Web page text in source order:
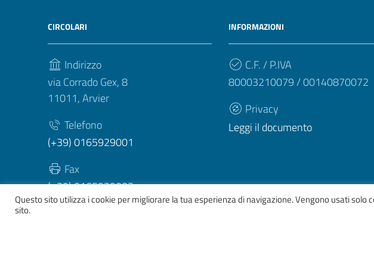
CIRCOLARI
Indirizzo
via Corrado Gex, 8
11011, Arvier
Telefono
(+39) 0165929001
Fax
(+39) 0165929003
INFORMAZIONI
C.F. / P.IVA
80003210079 / 00140870072
Privacy
Leggi il documento
Questo sito utilizza i cookie per migliorare la tua esperienza di navigazione. Vengono usati
sito.